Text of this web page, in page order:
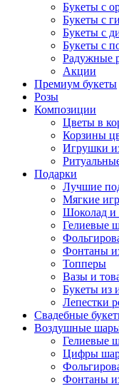
Букеты с
Букеты с
Букеты с
Букеты с
Радужные
Акции
Премиум букеты
Розы
Композиции
Цветы в
Корзины
Игрушки
Подарки
Лучшие
Мягкие
Шоколад и
Гелиевые
Фонтаны
Топперы
Вазы и
Букеты из
Лепестки
Свадебные
Воздушные
Гелиевые
Цифры
Фонтаны